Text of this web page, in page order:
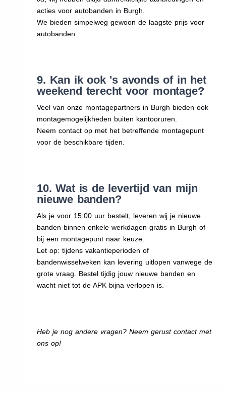
acties voor autobanden in Burgh.
We bieden simpelweg gewoon de laagste prijs voor
autobanden.
9. Kan ik ook 's avonds of in het
weekend terecht voor montage?
Veel van onze montagepartners in Burgh bieden ook
montagemogelijkheden buiten kantooruren.
Neem contact op met het betreffende montagepunt
voor de beschikbare tijden.
10. Wat is de levertijd van mijn
nieuwe banden?
Als je voor 15:00 uur bestelt, leveren wij je nieuwe
banden binnen enkele werkdagen gratis in Burgh of
bij een montagepunt naar keuze.
Let op: tijdens vakantieperioden of
bandenwisselweken kan levering uitlopen vanwege de
grote vraag. Bestel tijdig jouw nieuwe banden en
wacht niet tot de APK bijna verlopen is.
Heb je nog andere vragen? Neem gerust contact met
ons op!